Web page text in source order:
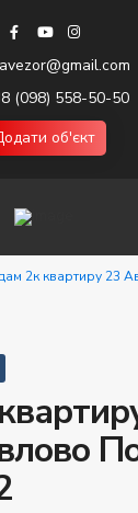
(098) 558-50-50
об'єкт
2к квартиру 23